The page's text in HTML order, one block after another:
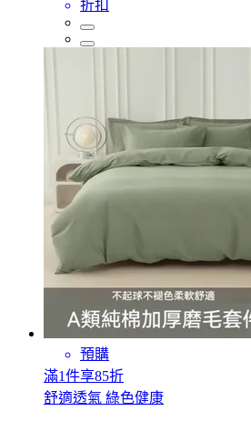
折扣
預購
滿1件享85折
舒適透氣 綠色健康